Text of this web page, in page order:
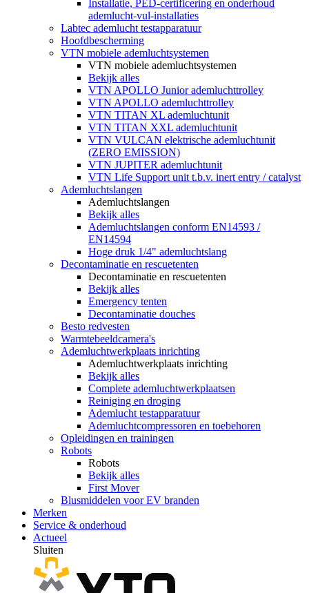
Installatie, PED-certificering en onderhoud
ademlucht-vul-installaties
Labtec ademlucht testapparatuur
Hoofdbescherming
VTN mobiele ademluchtsystemen
VTN mobiele ademluchtsystemen
Bekijk alles
VTN APOLLO Junior ademluchttrolley
VTN APOLLO ademluchttrolley
VTN TITAN XL ademluchtunit
VTN TITAN XXL ademluchtunit
VTN VULCAN elektrische ademluchtunit
(ZERO EMISSION)
VTN JUPITER ademluchtunit
VTN Life Support unit t.b.v. inert entry / catalyst
Ademluchtslangen
Ademluchtslangen
Bekijk alles
Ademluchtslangen conform EN14593 /
EN14594
Hoge druk 1/4" ademluchtslang
Decontaminatie en rescuetenten
Decontaminatie en rescuetenten
Bekijk alles
Emergency tenten
Decontaminatie douches
Besto redvesten
Warmtebeeldcamera's
Ademluchtwerkplaats inrichting
Ademluchtwerkplaats inrichting
Bekijk alles
Complete ademluchtwerkplaatsen
Reiniging en droging
Ademlucht testapparatuur
Ademluchtcompressoren en toebehoren
Opleidingen en trainingen
Robots
Robots
Bekijk alles
First Mover
Blusmiddelen voor EV branden
Merken
Service & onderhoud
Actueel
Sluiten